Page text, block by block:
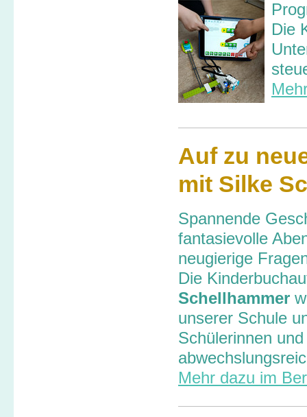
Die
Auf zu
mit Silke
Spannende
fantasievolle
neugierige
Die
Schellhammer
unserer Schule
Schülerinnen
Mehr dazu im